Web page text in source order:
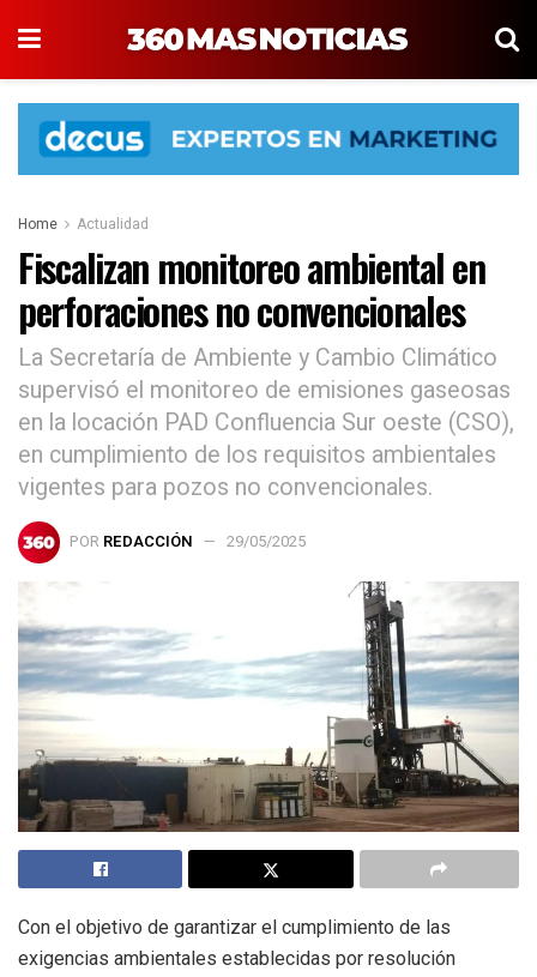
Home Actualidad
Fiscalizan monitoreo ambiental en
perforaciones no convencionales
La Secretaría de Ambiente y Cambio Climático
supervisó el monitoreo de emisiones gaseosas
en la locación PAD Confluencia Sur oeste (CSO),
en cumplimiento de los requisitos ambientales
vigentes para pozos no convencionales.
POR REDACCIÓN 29/05/2025
Con el objetivo de garantizar el cumplimiento de las
exigencias ambientales establecidas por resolución